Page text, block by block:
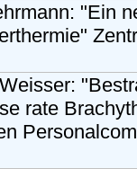
"Ein
rate